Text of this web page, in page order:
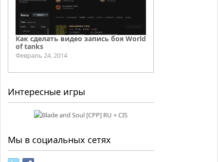
Как сделать видео запись боя World
of tanks
Февраль 24, 2014
Интересные игры
Мы в социальных сетях